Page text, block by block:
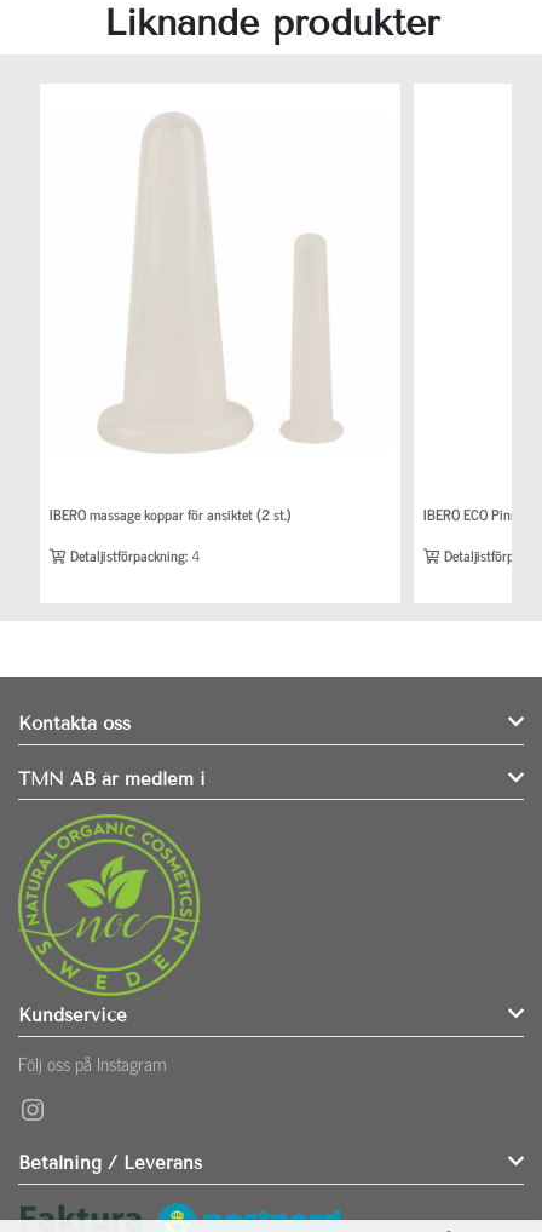
Liknande produkter
IBERO massage koppar för ansiktet (2 st.)
Detaljistförpackning:4
IBERO ECO Pinnkam
Kontakta oss
TMN AB är medlem i
Kundservice
Följ oss på Instagram
Instagram
Betalning / Leverans